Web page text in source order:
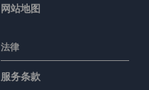
网站地图
法律
服务条款